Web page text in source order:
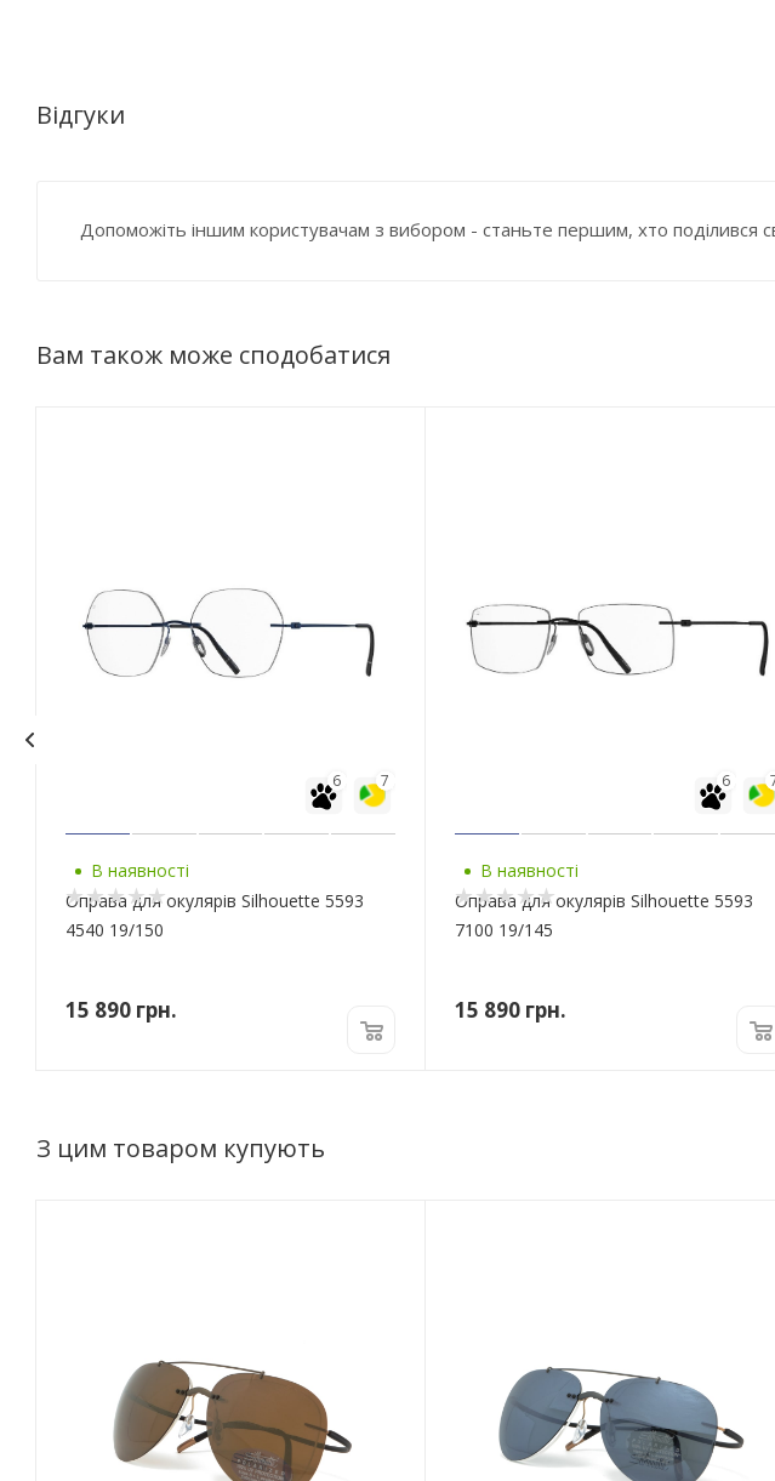
Відгуки
Допоможіть іншим користувачам з вибором - станьте першим, хто поділився
Вам також може сподобатися
7
6
В наявності
Оправа для окулярів Silhouette 5593
4540 19/150
15 890 грн.
6
В наявності
Оправа для окулярів Silhouette 5593
7100 19/145
15 890 грн.
З цим товаром купують